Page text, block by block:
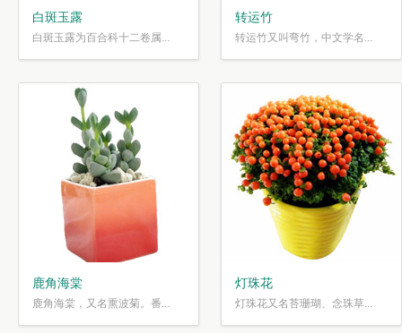
白斑玉露
白斑玉露为百合科十二卷属...
转运竹
转运竹又叫弯竹，中文学名...
鹿角海棠
鹿角海棠，又名熏波菊。番...
灯珠花
灯珠花又名苔珊瑚、念珠草...